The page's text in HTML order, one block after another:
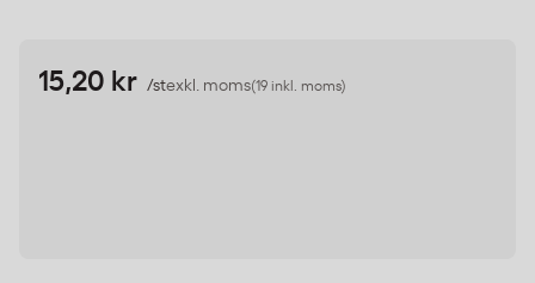
15,20 kr /stexkl. moms(19 inkl. moms)